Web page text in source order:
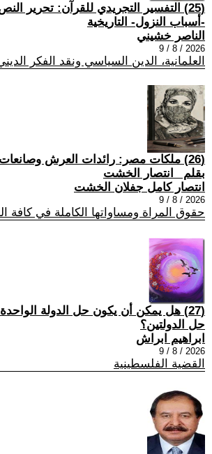
(25) التفسير التجريدي للقرآن: تحرير
-أسباب النزول- التاريخية
الناصر خشيني
2026 / 8 / 9
العلمانية، الدين السياسي ونقد الفكر
(26) ملكات مصر: رائدات العرش وصانعات
بقلم _انتصار الخشت
انتصار كامل جفلان الخشت
2026 / 8 / 9
حقوق المراة ومساواتها الكاملة في كافة
(27) هل يمكن أن يكون حل الدولة
حل الدولتين؟
ابراهيم ابراش
2026 / 8 / 9
القضية الفلسطينية